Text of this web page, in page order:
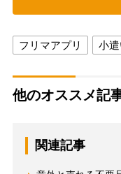
フリマアプリ 小
他のオススメ記
関連記事